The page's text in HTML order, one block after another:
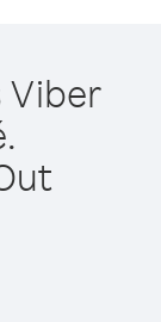
Viber